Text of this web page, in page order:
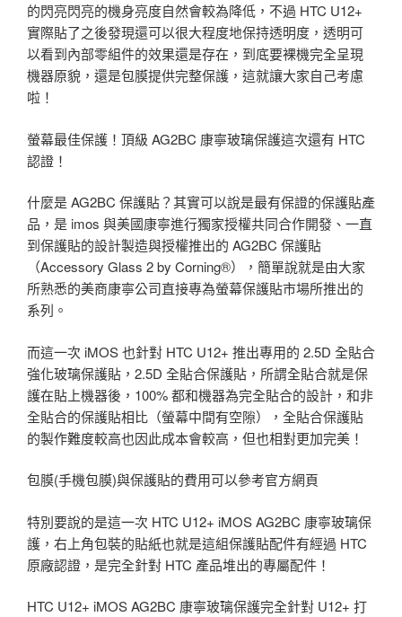
的閃亮閃亮的機身亮度自然會較為降低，不過 HTC U12+
實際貼了之後發現還可以很大程度地保持透明度，透明可
以看到內部零組件的效果還是存在，到底要裸機完全呈現
機器原貌，還是包膜提供完整保護，這就讓大家自己考慮
啦！
螢幕最佳保護！頂級 AG2BC 康寧玻璃保護這次還有 HTC
認證！
什麼是 AG2BC 保護貼？其實可以說是最有保證的保護貼產
品，是 imos 與美國康寧進行獨家授權共同合作開發、一直
到保護貼的設計製造與授權推出的 AG2BC 保護貼
（Accessory Glass 2 by Corning®），簡單說就是由大家
所熟悉的美商康寧公司直接專為螢幕保護貼市場所推出的
系列。
而這一次 iMOS 也針對 HTC U12+ 推出專用的 2.5D 全貼合
強化玻璃保護貼，2.5D 全貼合保護貼，所謂全貼合就是保
護在貼上機器後，100% 都和機器為完全貼合的設計，和非
全貼合的保護貼相比（螢幕中間有空隙），全貼合保護貼
的製作難度較高也因此成本會較高，但也相對更加完美！
包膜(手機包膜)與保護貼的費用可以參考官方網頁
特別要說的是這一次 HTC U12+ iMOS AG2BC 康寧玻璃保
護，右上角包裝的貼紙也就是這組保護貼配件有經過 HTC
原廠認證，是完全針對 HTC 產品堆出的專屬配件！
HTC U12+ iMOS AG2BC 康寧玻璃保護完全針對 U12+ 打